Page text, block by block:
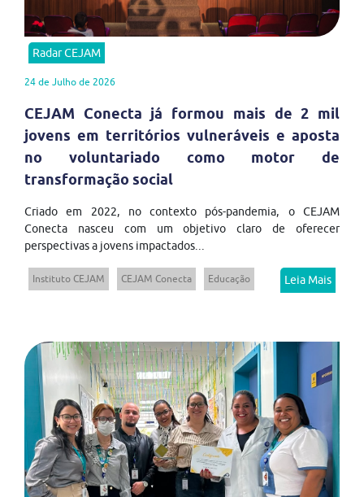
Radar CEJAM
24 de Julho de 2026
CEJAM Conecta já formou mais de 2 mil
jovens em territórios vulneráveis e aposta
no voluntariado como motor de
transformação social
Criado em 2022, no contexto pós-pandemia, o CEJAM
Conecta nasceu com um objetivo claro de oferecer
perspectivas a jovens impactados...
Instituto CEJAM CEJAM Conecta Educação Leia Mais